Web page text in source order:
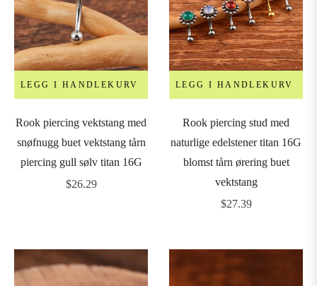
LEGG I HANDLEKURV
Rook piercing vektstang med
snøfnugg buet vektstang tårn
piercing gull sølv titan 16G
Vanlig
$26.29
LEGG I HANDLEKURV
Rook piercing stud med
naturlige edelstener titan 16G
blomst tårn ørering buet
vektstang
Vanlig
$27.39